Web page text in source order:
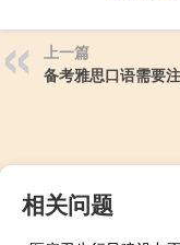
上一篇
备考雅思口语需要
相关问题